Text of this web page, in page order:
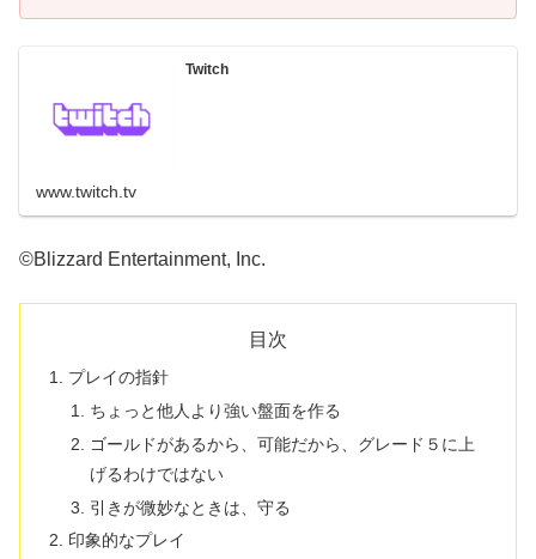
Twitch
www.twitch.tv
©Blizzard Entertainment, Inc.
目次
プレイの指針
ちょっと他人より強い盤面を作る
ゴールドがあるから、可能だから、グレード５に上
げるわけではない
引きが微妙なときは、守る
印象的なプレイ